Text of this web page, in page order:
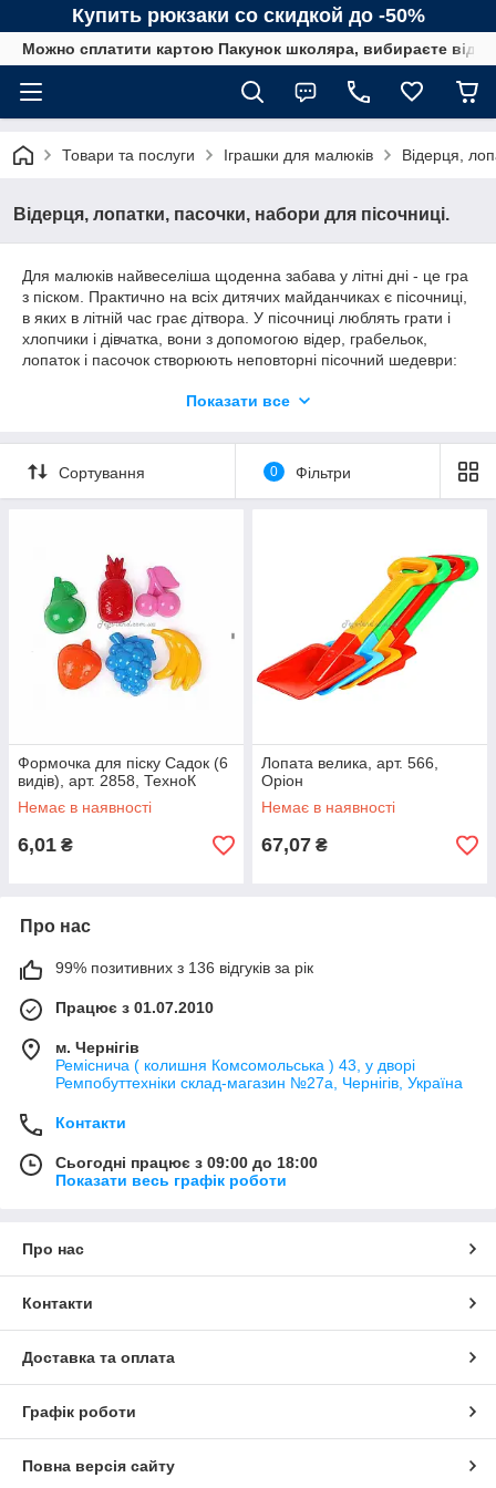
Купить рюкзаки со скидкой до -50%
Можно сплатити картою Пакунок школяра, вибираєте від
Товари та послуги Іграшки для малюків Відерця,
Відерця, лопатки, пасочки, набори для пісочниці.
Для малюків найвеселіша щоденна забава у літні дні - це гра
з піском. Практично на всіх дитячих майданчиках є пісочниці,
в яких в літній час грає дітвора. У пісочниці люблять грати і
хлопчики і дівчатка, вони з допомогою відер, грабельок,
лопаток і пасочок створюють неповторні пісочний шедеври:
різноманітних витворів з якими потім грають. Адже ігри в
чудова пальчиковая зарядка, яка сприяє розвитку дрібної
моторики рук, координації руху, поліпшується емоційний та
психологічний стан дитини.
На нашому сайті ви можете придбати різноманітні набори
для гри з піском, а так само лопатки, грабельки, млинки,
пасочки і лієчки окремо. Придбайте набори для гри в
пісочниці на нашому сайті за доступними цінами і ваш малюк
із задоволенням буде грати на свіжому повітрі і радувати вас
новими створеними шедеврами.
Показати все
Сортування 0 Фільтри
Формочка для піску Садок (6
видів), арт. 2858, ТехноК
Немає в наявності
6,01 ₴
Лопата велика, арт. 566,
Оріон
Немає в наявності
67,07 ₴
Про нас
99% позитивних з 136 відгуків за рік
Працює з 01.07.2010
м. Чернігів
Реміснича ( колишня Комсомольська ) 43, у дворі
Ремпобуттехніки склад-магазин №27a, Чернігів, Україна
Контакти
Сьогодні працює з 09:00 до 18:00
Показати весь графік роботи
Про нас
Контакти
Доставка та оплата
Графік роботи
Повна версія сайту